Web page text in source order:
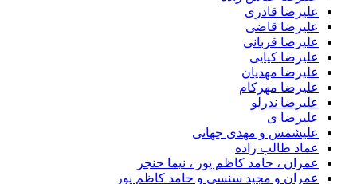
علیرضا قادری
علیرضا قاضی
علیرضا قربانی
علیرضا کیایی
علیرضا مهدیان
علیرضا مهرکام
علیرضا ندرلو
علیرضا ی
علیشمس و مهدی جهانی
عماد طالب زاده
عمران ، حامد کاظم پور ، نیما حنجر
عمران و مجید سنسی و حامد کاظم پور